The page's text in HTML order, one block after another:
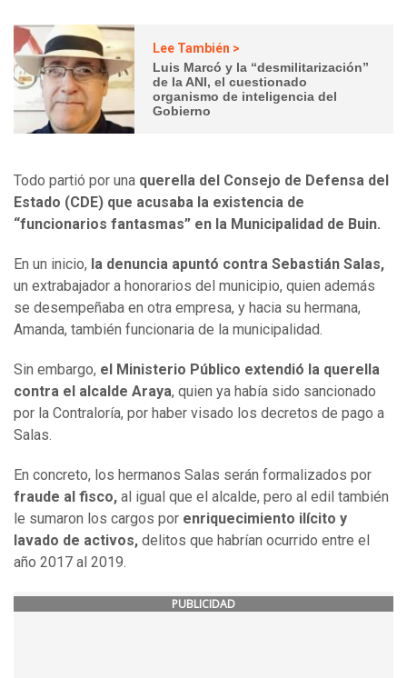
Lee También >
Luis Marcó y la “desmilitarización”
de la ANI, el cuestionado
organismo de inteligencia del
Gobierno
Todo partió por una querella del Consejo de Defensa del
Estado (CDE) que acusaba la existencia de
“funcionarios fantasmas” en la Municipalidad de Buin.
En un inicio, la denuncia apuntó contra Sebastián Salas,
un extrabajador a honorarios del municipio, quien además
se desempeñaba en otra empresa, y hacia su hermana,
Amanda, también funcionaria de la municipalidad.
Sin embargo, el Ministerio Público extendió la querella
contra el alcalde Araya, quien ya había sido sancionado
por la Contraloría, por haber visado los decretos de pago a
Salas.
En concreto, los hermanos Salas serán formalizados por
fraude al fisco, al igual que el alcalde, pero al edil también
le sumaron los cargos por enriquecimiento ilícito y
lavado de activos, delitos que habrían ocurrido entre el
año 2017 al 2019.
PUBLICIDAD